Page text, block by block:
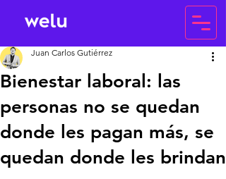
Bienestar laboral: las
personas no se quedan
donde les pagan más, se
quedan donde les brindan
Juan Carlos Gutiérrez